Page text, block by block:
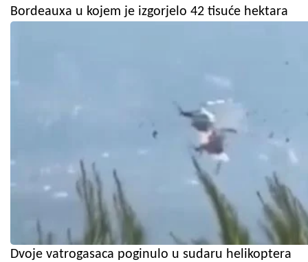
Bordeauxa u kojem je izgorjelo 42 tisuće hektara
Dvoje vatrogasaca poginulo u sudaru helikoptera